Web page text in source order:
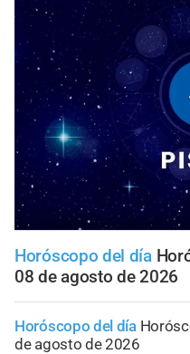
Horóscopo del día
08 de agosto de 2026
Horóscopo del día
de agosto de 2026